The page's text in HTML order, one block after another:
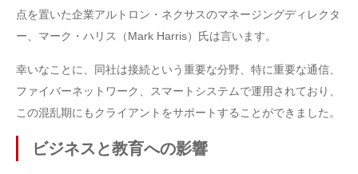
点を置いた企業アルトロン・ネクサスのマネージングディレクタ
ー、マーク・ハリス（Mark Harris）氏は言います。
幸いなことに、同社は接続という重要な分野、特に重要な通信、
ファイバーネットワーク、スマートシステムで運用されており、
この混乱期にもクライアントをサポートすることができました。
ビジネスと教育への影響